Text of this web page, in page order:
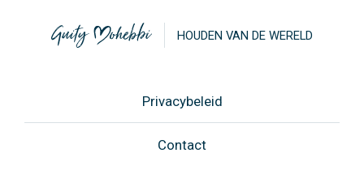
HOUDEN VAN DE WERELD
Privacybeleid
Contact